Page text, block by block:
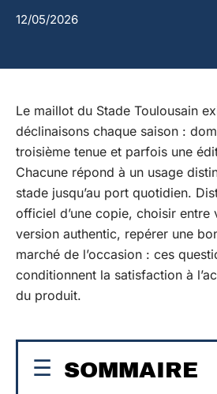
12/05/2026
Le maillot du Stade Toulousain
déclinaisons chaque saison :
troisième tenue et parfois une
Chacune répond à un usage
stade jusqu’au port quotidien.
officiel d’une copie, choisir entre
version authentic, repérer une
marché de l’occasion : ces
conditionnent la satisfaction à
du produit.
SOMMAIRE